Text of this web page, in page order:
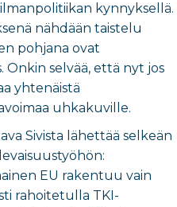
kynnyksellä.
nähdään taistelu
pohjana ovat
Onkin selvää, että nyt jos
yhtenäistä
uhkakuville.
Sivista lähettää selkeän
EU rakentuu vain
rahoitetulla TKI-